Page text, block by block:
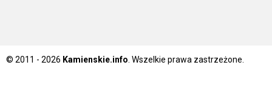
© 2011 - 2026 Kamienskie.info . Wszelkie prawa zastrzeżone.